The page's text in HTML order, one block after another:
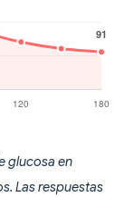
glucosa en
Las respuestas